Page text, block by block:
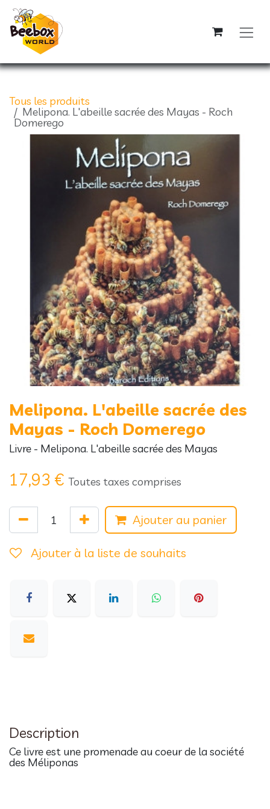
Se rendre au contenu
Tous les produits
Melipona. L'abeille sacrée des Mayas - Roch
Domerego
Melipona. L'abeille sacrée des
Mayas - Roch Domerego
Livre - Melipona. L'abeille sacrée des Mayas
17,93 € Toutes taxes comprises
Ajouter au panier
Ajouter à la liste de souhaits
Description
Ce livre est une promenade au coeur de la société
des Méliponas